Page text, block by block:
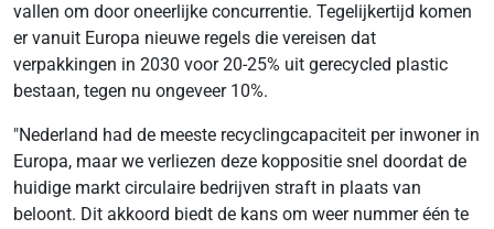
vallen om door oneerlijke concurrentie. Tegelijkertijd komen
er vanuit Europa nieuwe regels die vereisen dat
verpakkingen in 2030 voor 20-25% uit gerecycled plastic
bestaan, tegen nu ongeveer 10%.
"Nederland had de meeste recyclingcapaciteit per inwoner in
Europa, maar we verliezen deze koppositie snel doordat de
huidige markt circulaire bedrijven straft in plaats van
beloont. Dit akkoord biedt de kans om weer nummer één te